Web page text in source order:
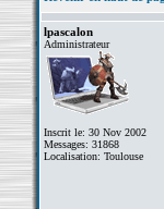
lpascalon
Administrateur
Inscrit le: 30 Nov 2002
Messages: 31868
Localisation: Toulouse